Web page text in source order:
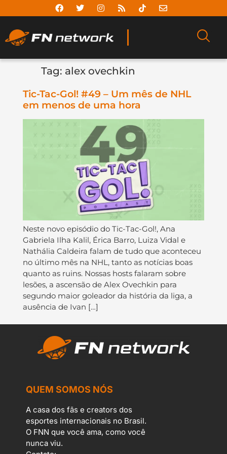
Tag: alex ovechkin
Tic-Tac-Gol! #49 – Um mês de NHL
em menos de uma hora
Neste novo episódio do Tic-Tac-Gol!, Ana
Gabriela Ilha Kalil, Érica Barro, Luiza Vidal e
Nathália Caldeira falam de tudo que aconteceu
no último mês na NHL, tanto as notícias boas
quanto as ruins. Nossas hosts falaram sobre
lesões, a ascensão de Alex Ovechkin para
segundo maior goleador da história da liga, a
ausência de Ivan […]
QUEM SOMOS NÓS
A casa dos fãs e creators dos
esportes internacionais no Brasil.
O FNN que você ama, como você
nunca viu.